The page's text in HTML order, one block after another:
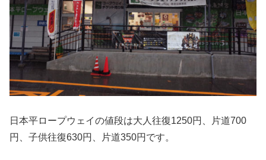
日本平ロープウェイの値段は大人往復1250円、片道700
円、子供往復630円、片道350円です。